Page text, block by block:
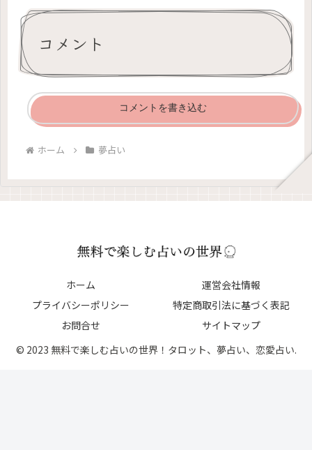
コメント
コメントを書き込む
ホーム 夢占い
ホーム
運営会社情報
プライバシーポリシー
特定商取引法に基づく表記
お問合せ
サイトマップ
© 2023 無料で楽しむ占いの世界！タロット、夢占い、恋愛占い.